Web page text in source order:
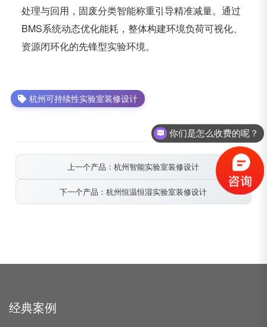
处理与回用，固废分类智能称重引导精准减量。通过
BMS系统动态优化能耗，整体构建环境负荷可视化、
资源闭环化的先锋型实验环境。
杭州可持续性实验室装修设计
上一个产品：杭州智能实验室装修设计
下一个产品：杭州恒温恒湿实验室装修设计
经典案例
你们是怎么收费的呢？